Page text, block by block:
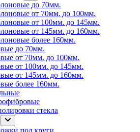
до 70мм.
от 70мм. до 100мм.
от 100мм. до 145мм.
от 145мм. до 160мм.
более 160мм.
до 70мм.
от 70мм. до 100мм.
от 100мм. до 145мм.
от 145мм. до 160мм.
более 160мм.
стекла